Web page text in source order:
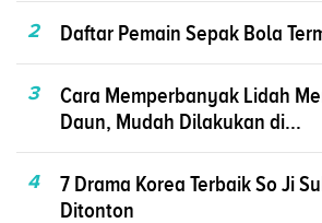
2 Daftar Pemain Sepak Bola
3
Cara Memperbanyak Lidah
Daun, Mudah Dilakukan di...
4
7 Drama Korea Terbaik So Ji
Ditonton